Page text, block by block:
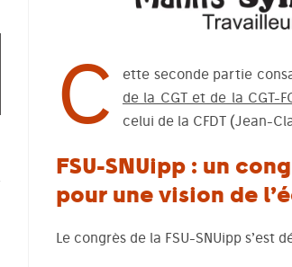
C ette seconde partie
de la CGT et de la CGT-
celui de la CFDT (Jean-
FSU-SNUipp : un
pour une vision de
Le congrès de la FSU-SNUipp s’est